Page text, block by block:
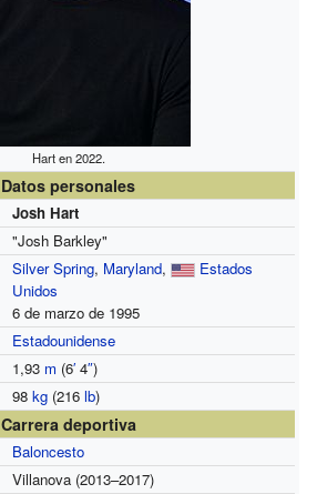
Hart en 2022.
Datos personales
Josh Hart
"Josh Barkley"
Silver Spring, Maryland,
Estados
Unidos
6 de marzo de 1995
Estadounidense
1,93 m (6′4″)
98 kg(216 lb)
Carrera deportiva
Baloncesto
Villanova (2013–2017)